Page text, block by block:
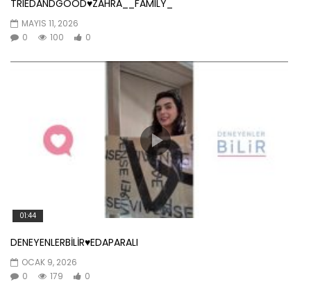
TRIEDANDGOOD♥️ZAHRA__FAMILY_
MAYIS 11, 2026
0
100 0
01:44
DENEYENLERBİLİR♥️EDAPARALI
OCAK 9, 2026
0
179 0